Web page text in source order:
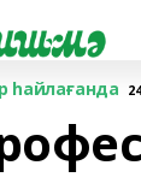
һайлағанда